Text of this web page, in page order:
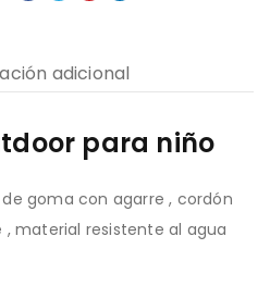
adicional
para niño
goma con agarre , cordón
material resistente al agua